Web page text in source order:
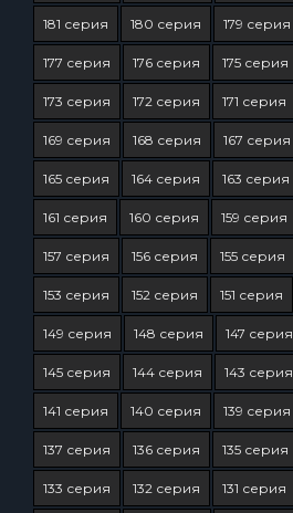
181 серия 180 серия 179 серия
177 серия 176 серия 175 серия
173 серия 172 серия 171 серия
169 серия 168 серия 167 серия
165 серия 164 серия 163 серия
161 серия 160 серия 159 серия
157 серия 156 серия 155 серия
153 серия 152 серия 151 серия
149 серия 148 серия 147 серия
145 серия 144 серия 143 серия
141 серия 140 серия 139 серия
137 серия 136 серия 135 серия
133 серия 132 серия 131 серия